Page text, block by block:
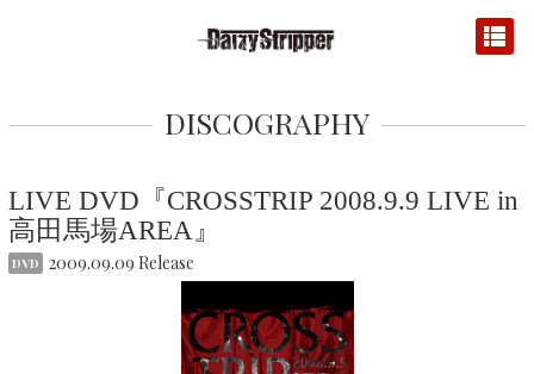
DISCOGRAPHY
LIVE DVD『CROSSTRIP 2008.9.9 LIVE in
高田馬場AREA』
DVD 2009.09.09 Release